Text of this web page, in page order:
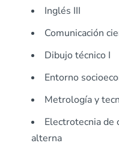
Inglés III
Comunicación
Dibujo técnico I
Entorno
Metrología y
Electrotecnia de
alterna